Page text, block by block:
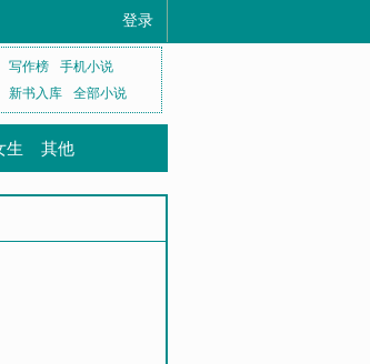
登录
写作榜
手机小说
新书入库 全部小说
生 其他